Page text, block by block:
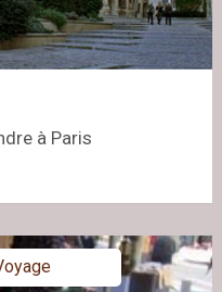
à Paris